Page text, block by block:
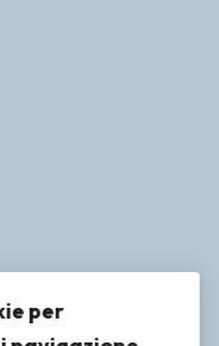
per